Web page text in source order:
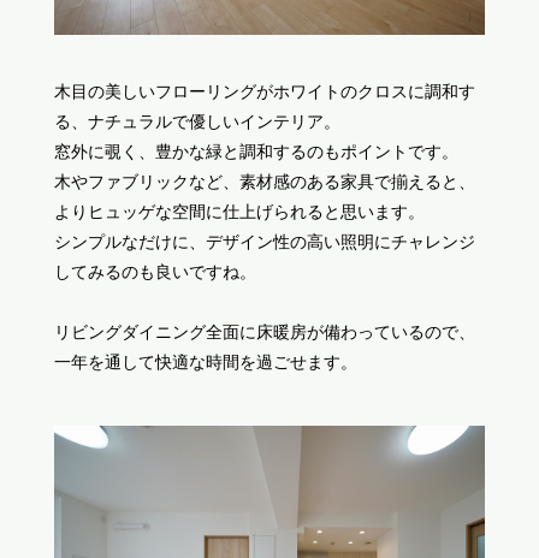
木目の美しいフローリングがホワイトのクロスに調和す
る、ナチュラルで優しいインテリア。
窓外に覗く、豊かな緑と調和するのもポイントです。
木やファブリックなど、素材感のある家具で揃えると、
よりヒュッゲな空間に仕上げられると思います。
シンプルなだけに、デザイン性の高い照明にチャレンジ
してみるのも良いですね。
リビングダイニング全面に床暖房が備わっているので、
一年を通して快適な時間を過ごせます。